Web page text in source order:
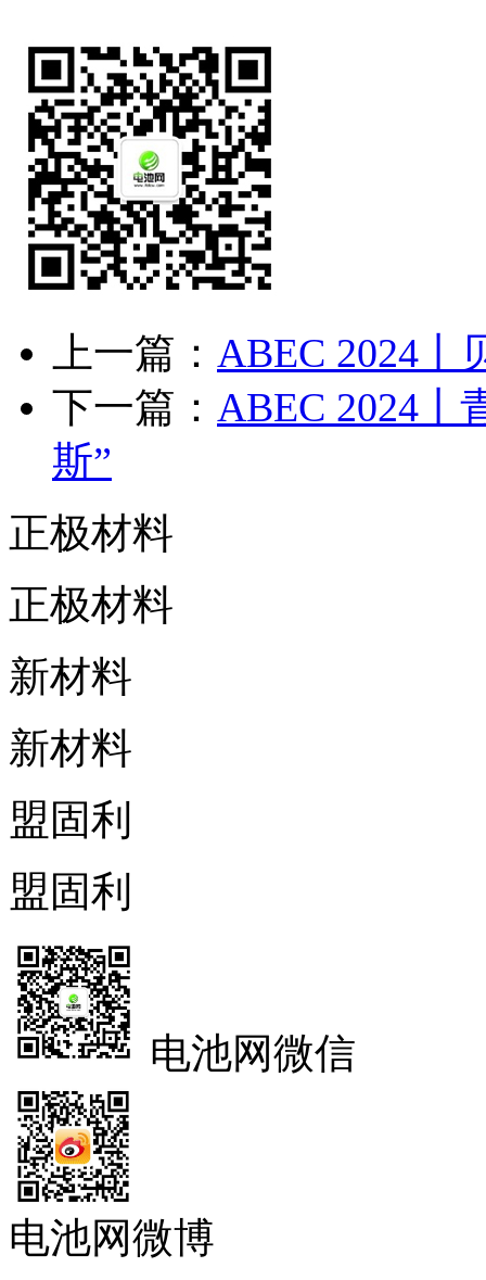
上一篇： ABEC 2024丨
下一篇： ABEC 2024丨
斯”
正极材料
正极材料
新材料
新材料
盟固利
盟固利
电池网微信
电池网微博